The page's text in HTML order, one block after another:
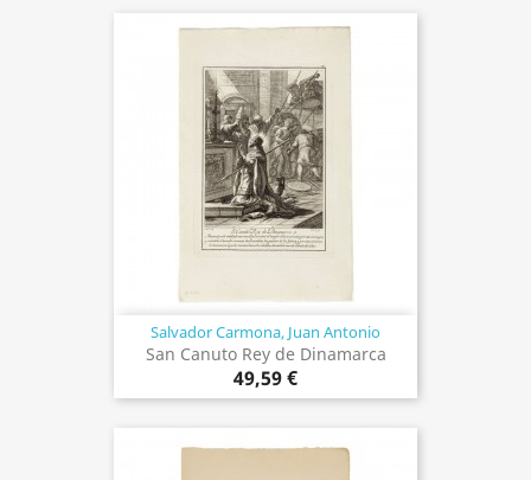
Salvador Carmona, Juan Antonio
San Canuto Rey de Dinamarca
49,59 €